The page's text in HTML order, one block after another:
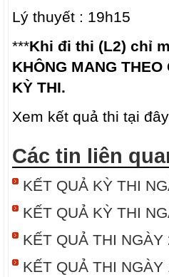
Lý thuyết : 19h15
***Khi đi thi (L2) chỉ
KHÔNG MANG
KỲ THI.
Xem kết quả thi tại
Các tin liên
KẾT QUẢ KỲ THI
KẾT QUẢ KỲ THI
KẾT QUẢ THI
KẾT QUẢ THI NGÀY